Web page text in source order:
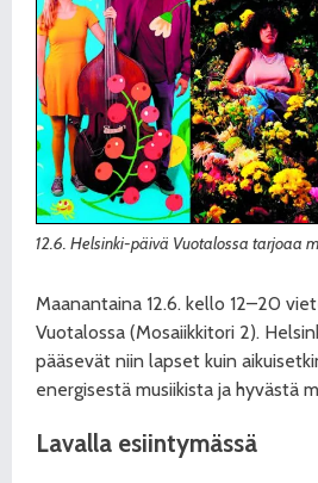
12.6. Helsinki-päivä Vuotalossa tarjoaa
Maanantaina 12.6. kello 12–20
Vuotalossa (Mosaiikkitori 2).
pääsevät niin lapset kuin
energisestä musiikista ja hyvästä
Lavalla esiintymässä